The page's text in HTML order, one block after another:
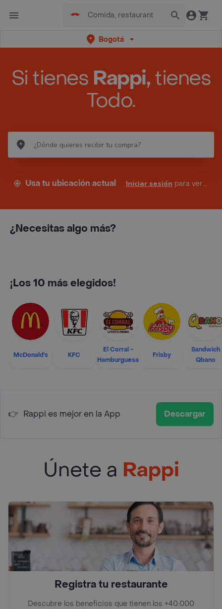
Bogotá
Si tienes Rappi,tienes
Todo.
Usa tu ubicación actual Iniciar sesión para ver tus direcciones
¿Necesitas algo más?
¡Los 10 más elegidos!
McDonald's KFC
El Corral -
Hamburguesa
Frisby
Sandwich
Qbano
👉 Rappi es mejor en la App Descargar
Únete a Rappi
Registra tu restaurante
Descubre los beneficios que tienen los +40.000